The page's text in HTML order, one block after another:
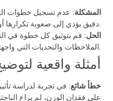
المشكلة: عدم تسجيل خطوات
دقيق يؤدي إلى صعوبة تكرارها أو التحقق منها.
الحل: قم بتوثيق كل خطوة في
الملاحظات والتحديات التي واجهتها.
أمثلة واقعية
خطأ شائع: في تجربة لدراسة
على فقدان الوزن، لم يراع